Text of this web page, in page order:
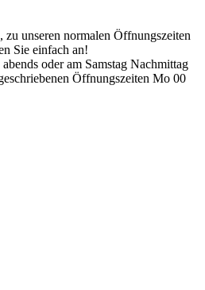
zu unseren normalen Öffnungszeiten
Sie einfach an!
oder am Samstag Nachmittag
Öffnungszeiten Mo 00